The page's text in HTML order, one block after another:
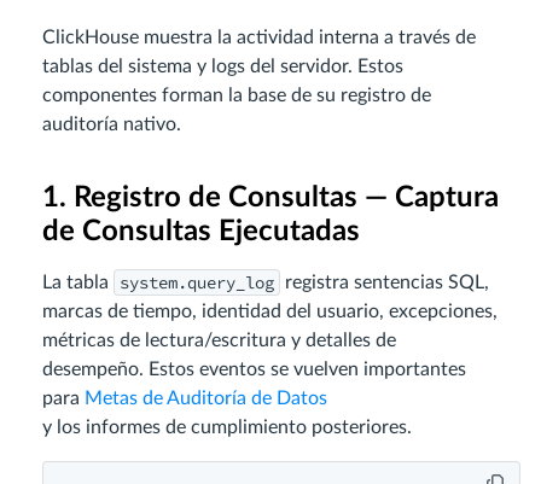
ClickHouse muestra la actividad interna a través de
tablas del sistema y logs del servidor. Estos
componentes forman la base de su registro de
auditoría nativo.
1. Registro de Consultas — Captura
de Consultas Ejecutadas
La tabla system.query_log
registra sentencias SQL,
marcas de tiempo, identidad del usuario, excepciones,
métricas de lectura/escritura y detalles de
desempeño. Estos eventos se vuelven importantes
para Metas de Auditoría de Datos
y los informes de cumplimiento posteriores.